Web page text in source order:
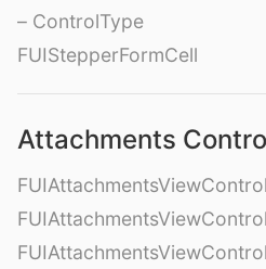
– ControlType
FUIStepperFormCell
Attachments